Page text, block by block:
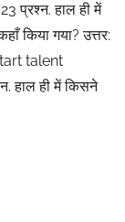
प्रश्न. हाल ही में
किया गया? उत्तर:
talent
हाल ही में किसने